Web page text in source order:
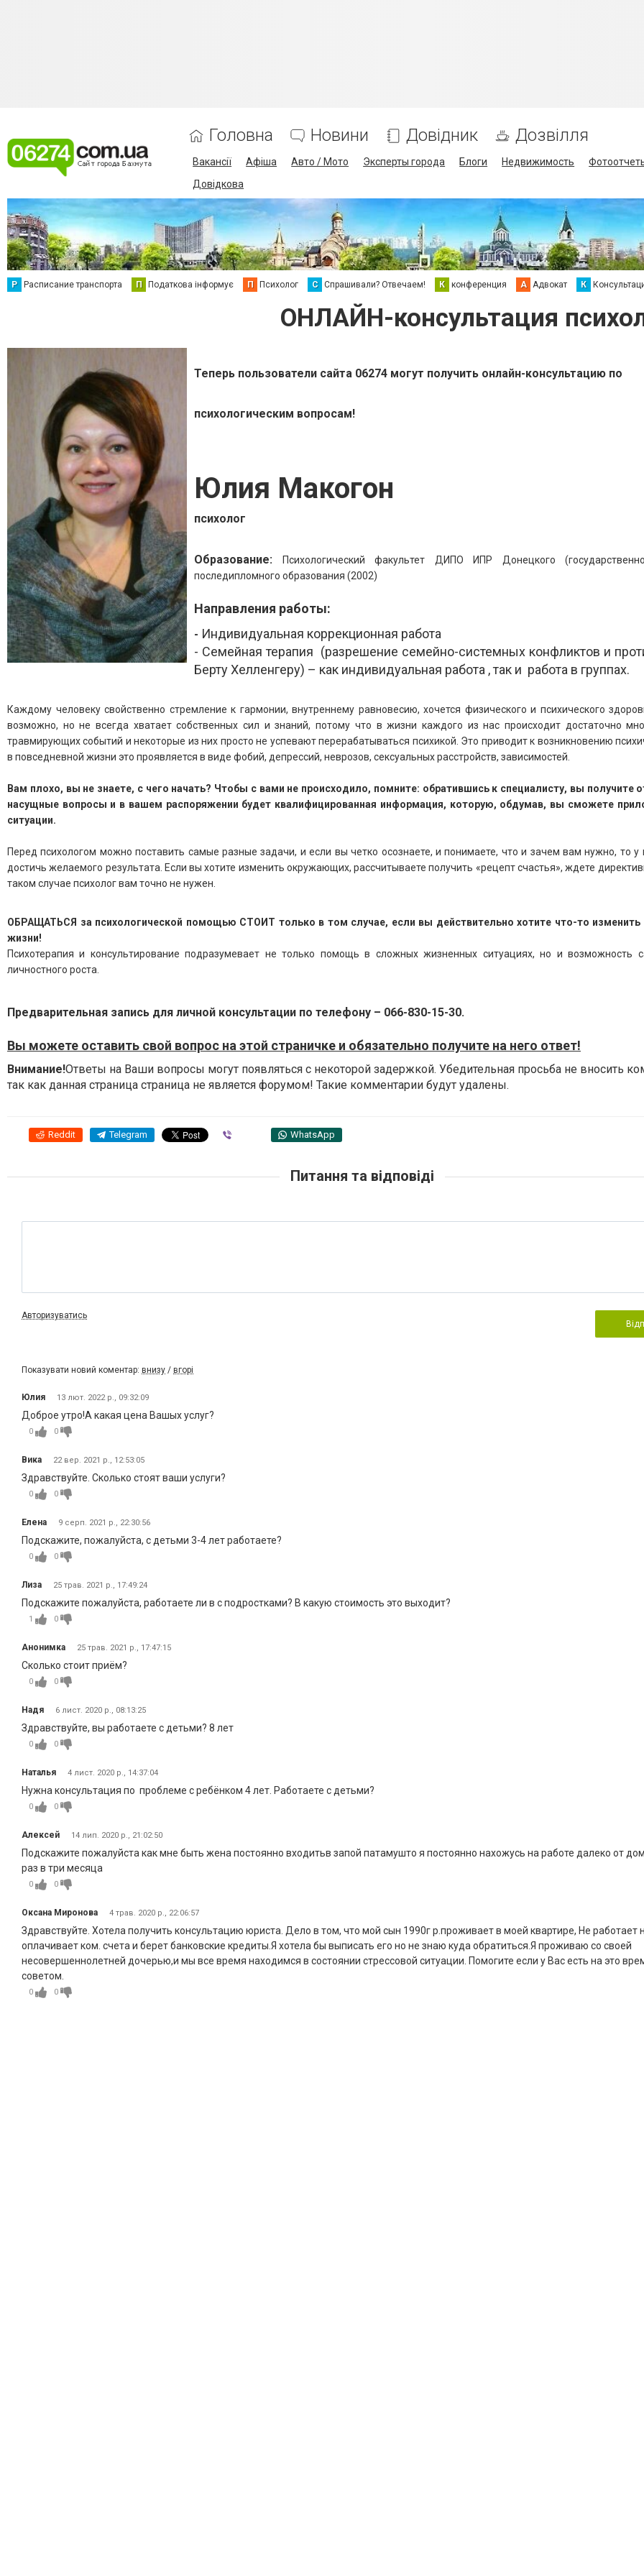
Головна Новини Довідник Дозвілля
Вакансії Афіша Авто / Мото Эксперты города Блоги Недвижимость
Довідкова
Р Расписание транспорта П Податкова інформує П Психолог С Спрашивали? Отвечаем! К конференция А Адвокат К
ОНЛАЙН-консультация
Теперь пользователи сайта 06274 могут получить онлайн-консультацию по
психологическим вопросам!
Юлия Макогон
психолог
Образование: Психологический факультет ДИПО ИПР Донецкого
последипломного образования (2002)
Направления работы:
- Индивидуальная коррекционная работа
- Семейная терапия (разрешение семейно-системных конфликтов и
Берту Хелленгеру) – как индивидуальная работа , так и работа в группах.
Каждому человеку свойственно стремление к гармонии, внутреннему равновесию, хочется физического и психического
возможно, но не всегда хватает собственных сил и знаний, потому что в жизни каждого из нас происходит достаточно
травмирующих событий и некоторые из них просто не успевают перерабатываться психикой. Это приводит к возникновению
в повседневной жизни это проявляется в виде фобий, депрессий, неврозов, сексуальных расстройств, зависимостей.
Вам плохо, вы не знаете, с чего начать? Чтобы с вами не происходило, помните: обратившись к специалисту, вы получите
насущные вопросы и в вашем распоряжении будет квалифицированная информация, которую, обдумав, вы сможете
ситуации.
Перед психологом можно поставить самые разные задачи, и если вы четко осознаете, и понимаете, что и зачем вам нужно, то у
достичь желаемого результата. Если вы хотите изменить окружающих,рассчитываете получить «рецепт счастья»,ждете
таком случае психолог вам точно не нужен.
ОБРАЩАТЬСЯ за психологической помощью СТОИТ только в том случае, если вы действительно хотите что-то изменить
жизни!
Психотерапия и консультирование подразумевает не только помощь в сложных жизненных ситуациях, но и возможность
личностного роста.
Предварительная запись для личной консультации по телефону – 066-830-15-30.
Вы можете оставить свой вопрос на этой страничке и обязательно получите на него ответ!
Внимание!Ответы на Ваши вопросы могут появляться с некоторой задержкой. Убедительная просьба не вносить
так как данная страница страница не является форумом! Такие комментарии будут удалены.
Reddit Telegram WhatsApp
Питання та відповіді
Авторизуватись
Показувати новий коментар: внизу / вгорі
Юлия 13 лют. 2022 р., 09:32:09
Доброе утро!А какая цена Вашых услуг?
0 0
Вика 22 вер. 2021 р., 12:53:05
Здравствуйте. Сколько стоят ваши услуги?
0 0
Елена 9 серп. 2021 р., 22:30:56
Подскажите, пожалуйста, с детьми 3-4 лет работаете?
0 0
Лиза 25 трав. 2021 р., 17:49:24
Подскажите пожалуйста, работаете ли в с подростками? В какую стоимость это выходит?
1 0
Анонимка 25 трав. 2021 р., 17:47:15
Сколько стоит приём?
0 0
Надя 6 лист. 2020 р., 08:13:25
Здравствуйте, вы работаете с детьми? 8 лет
0 0
Наталья 4 лист. 2020 р., 14:37:04
Нужна консультация по проблеме с ребёнком 4 лет. Работаете с детьми?
0 0
Алексей 14 лип. 2020 р., 21:02:50
Подскажите пожалуйста как мне быть жена постоянно входитьв запой патамушто я постоянно нахожусь на работе далеко от
раз в три месяца
0 0
Оксана Миронова 4 трав. 2020 р., 22:06:57
Здравствуйте. Хотела получить консультацию юриста. Дело в том, что мой сын 1990г р.проживает в моей квартире, Не работает
оплачивает ком. счета и берет банковские кредиты.Я хотела бы выписать его но не знаю куда обратиться.Я проживаю со своей
несовершеннолетней дочерью,и мы все время находимся в состоянии стрессовой ситуации. Помогите если у Вас есть на это
советом.
0 0